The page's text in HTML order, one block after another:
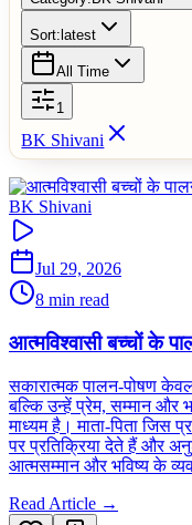
Sort: latest
All Time
1
BK Shivani
BK Shivani
Jul 29, 2026
8 min read
आत्मविश्वासी बच्चों के
सकारात्मक पालन-पोषण
बल्कि उन्हें प्रेम, सम्मान और
माध्यम है। माता-पिता जिस
पर प्रतिक्रिया देते हैं और
आत्मसम्मान और भविष्य के
Read Article →